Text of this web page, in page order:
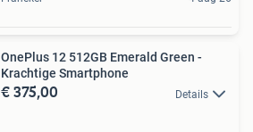
OnePlus 12 512GB Emerald Green -
Krachtige Smartphone
€ 375,00 Details